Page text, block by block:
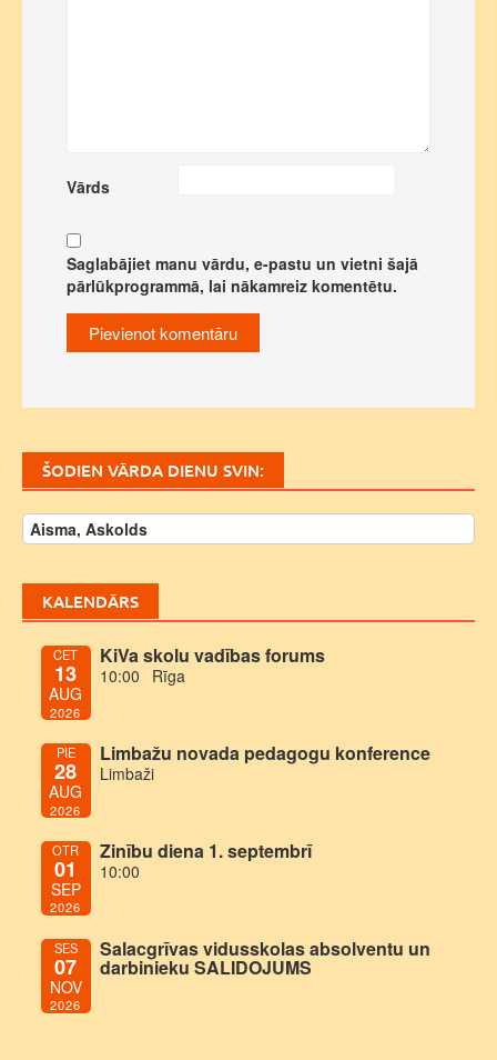
Vārds
Saglabājiet manu vārdu, e-pastu un vietni šajā
pārlūkprogrammā, lai nākamreiz komentētu.
ŠODIEN VĀRDA DIENU SVIN:
Aisma, Askolds
KALENDĀRS
CET
13
AUG
2026
KiVa skolu vadības forums
10:00 Rīga
PIE
28
AUG
2026
Limbažu novada pedagogu konference
Limbaži
OTR
01
SEP
2026
Zinību diena 1. septembrī
10:00
SES
07
NOV
2026
Salacgrīvas vidusskolas absolventu un
darbinieku SALIDOJUMS